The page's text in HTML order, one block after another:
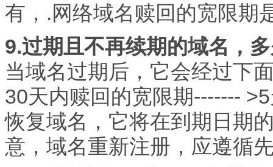
有，.网络域名赎回的宽限期
9.过期且不再续期的域名，
当域名过期后，它会经过下
30天内赎回的宽限期-------
恢复域名，它将在到期日期
意，域名重新注册，应遵循